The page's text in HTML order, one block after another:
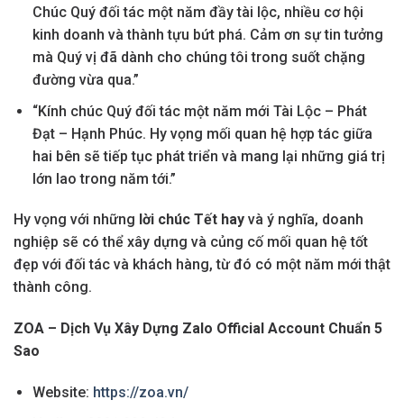
Chúc Quý đối tác một năm đầy tài lộc, nhiều cơ hội
kinh doanh và thành tựu bứt phá. Cảm ơn sự tin tưởng
mà Quý vị đã dành cho chúng tôi trong suốt chặng
đường vừa qua.”
“Kính chúc Quý đối tác một năm mới Tài Lộc – Phát
Đạt – Hạnh Phúc. Hy vọng mối quan hệ hợp tác giữa
hai bên sẽ tiếp tục phát triển và mang lại những giá trị
lớn lao trong năm tới.”
Hy vọng với những lời chúc Tết hay và ý nghĩa, doanh
nghiệp sẽ có thể xây dựng và củng cố mối quan hệ tốt
đẹp với đối tác và khách hàng, từ đó có một năm mới thật
thành công.
ZOA – Dịch Vụ Xây Dựng Zalo Official Account Chuẩn 5
Sao
Website: https://zoa.vn/